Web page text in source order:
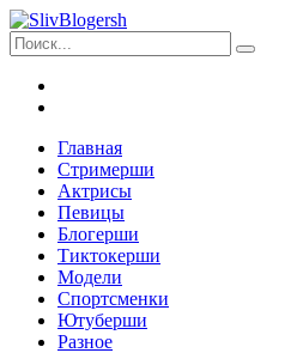
Главная
Стримерши
Актрисы
Певицы
Блогерши
Тиктокерши
Модели
Спортсменки
Ютуберши
Разное